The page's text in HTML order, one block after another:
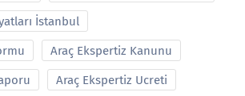
İstanbul
Araç Ekspertiz Kanunu
Araç Ekspertiz Ucreti